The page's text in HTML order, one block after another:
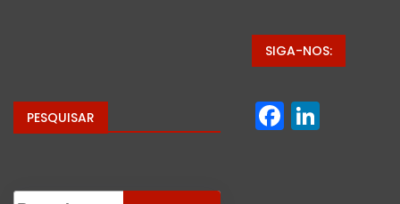
PESQUISAR
SIGA-NOS: